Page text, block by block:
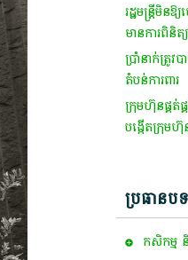
រដ្ឋមន្ដ្រី​មិន
មានការ​ពិនិ
ប្រាំ​នាក់​ត្រូវ​
តំបន់​ការពារ​
ក្រុមហ៊ុន​ផ្គត់
បង្កើត​​ក្រុមហ៊ុ
ប្រធានបទ
កសិកម្ម​